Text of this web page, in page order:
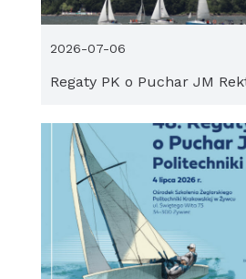
Regaty PK o Puchar JM
2026-07-06